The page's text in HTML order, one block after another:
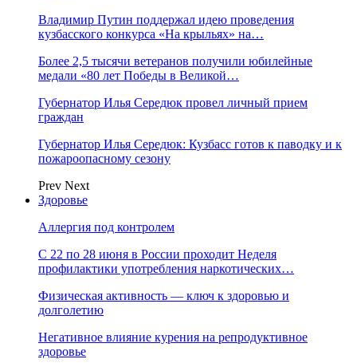
Владимир Путин поддержал идею проведения
кузбасского конкурса «На крыльях» на…
Более 2,5 тысячи ветеранов получили юбилейные
медали «80 лет Победы в Великой…
Губернатор Илья Середюк провел личный прием
граждан
Губернатор Илья Середюк: Кузбасс готов к паводку и к
пожароопасному сезону
Prev Next
Здоровье
Аллергия под контролем
С 22 по 28 июня в России проходит Неделя
профилактики употребления наркотических…
Физическая активность — ключ к здоровью и
долголетию
Негативное влияние курения на репродуктивное
здоровье